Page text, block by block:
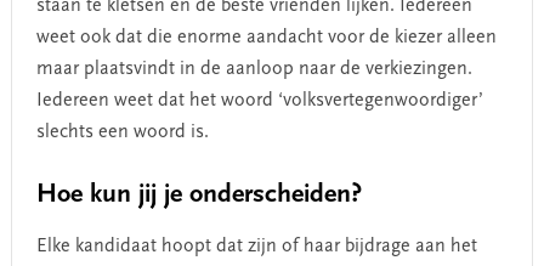
staan te kletsen en de beste vrienden lijken. Iedereen
weet ook dat die enorme aandacht voor de kiezer alleen
maar plaatsvindt in de aanloop naar de verkiezingen.
Iedereen weet dat het woord ‘volksvertegenwoordiger’
slechts een woord is.
Hoe kun jij je onderscheiden?
Elke kandidaat hoopt dat zijn of haar bijdrage aan het